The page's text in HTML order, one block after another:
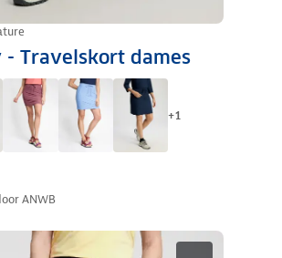
- Travelskort dames
+1
ANWB